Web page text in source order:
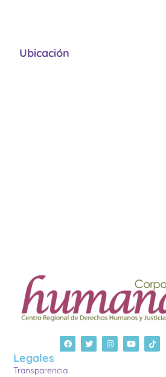
Legales
Transparencia
Ubicación